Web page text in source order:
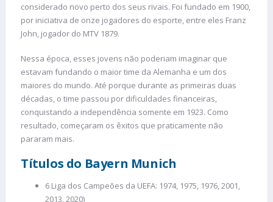
considerado novo perto dos seus rivais. Foi fundado em 1900,
por iniciativa de onze jogadores do esporte, entre eles Franz
John, jogador do MTV 1879.
Nessa época, esses jovens não poderiam imaginar que
estavam fundando o maior time da Alemanha e um dos
maiores do mundo. Até porque durante as primeiras duas
décadas, o time passou por dificuldades financeiras,
conquistando a independência somente em 1923. Como
resultado, começaram os êxitos que praticamente não
pararam mais.
Títulos do Bayern Munich
6 Liga dos Campeões da UEFA: 1974, 1975, 1976, 2001,
2013, 2020)